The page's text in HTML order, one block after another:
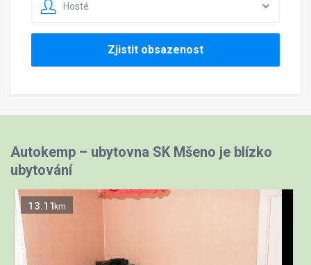
Hosté
Zjistit obsazenost
Autokemp – ubytovna SK Mšeno je blízko
ubytování
13.11km